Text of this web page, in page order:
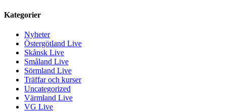
Kategorier
Nyheter
Östergötland Live
Skånsk Live
Småland Live
Sörmland Live
Träffar och kurser
Uncategorized
Värmland Live
VG Live